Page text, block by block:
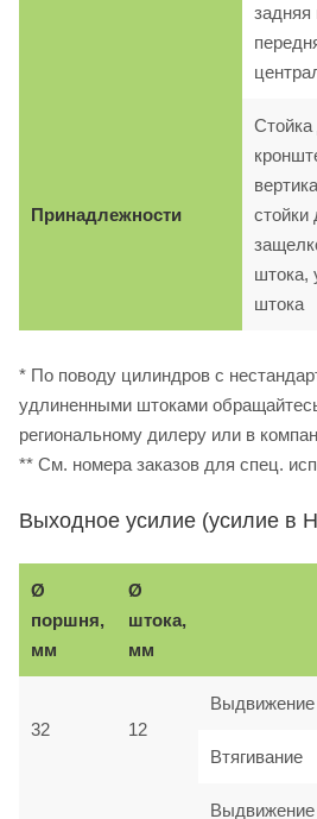
задняя
Принадлежности
Стойка
стойки
штока,
штока
* По поводу цилиндров с
удлиненными штоками
региональному дилеру или в
** См. номера заказов для спец.
Выходное усилие (усилие в
Ø
поршня,
мм
Ø
штока,
мм
32 12
Выдвижение
Втягивание
Выдвижение